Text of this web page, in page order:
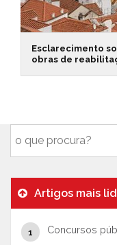
Esclarecimento
obras de
Artigos mais
Concursos